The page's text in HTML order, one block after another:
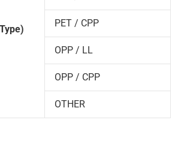
PET / CPP
OPP / LL
OPP / CPP
OTHER